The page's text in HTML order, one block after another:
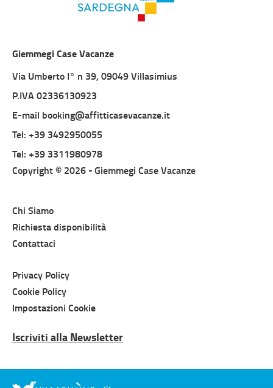
Giemmegi Case Vacanze
Via Umberto I° n 39, 09049 Villasimius
P.IVA 02336130923
E-mail booking@affitticasevacanze.it
Tel: +39 3492950055
Tel: +39 3311980978
Copyright © 2026 -Giemmegi Case Vacanze
Chi Siamo
Richiesta disponibilità
Contattaci
Privacy Policy
Cookie Policy
Impostazioni Cookie
Iscriviti alla Newsletter